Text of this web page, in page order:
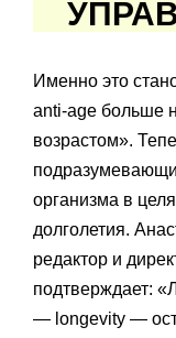
Именно это
anti-age больше
возрастом».
организма в
долголетия.
редактор и
подтверждает:
— longevity —